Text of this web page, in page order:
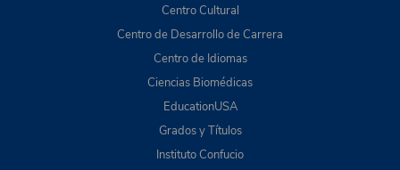
Centro Cultural
Centro de Desarrollo de Carrera
Centro de Idiomas
Ciencias Biomédicas
EducationUSA
Grados y Títulos
Instituto Confucio